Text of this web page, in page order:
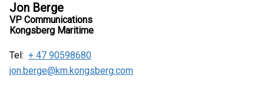
Jon Berge
VP Communications
Kongsberg Maritime
Tel: + 47 90598680
jon.berge@km.kongsberg.com